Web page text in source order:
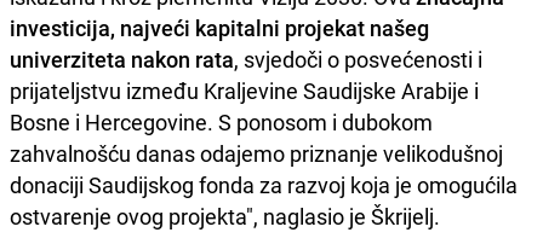
investicija, najveći kapitalni projekat našeg
univerziteta nakon rata, svjedoči o posvećenosti i
prijateljstvu između Kraljevine Saudijske Arabije i
Bosne i Hercegovine. S ponosom i dubokom
zahvalnošću danas odajemo priznanje velikodušnoj
donaciji Saudijskog fonda za razvoj koja je omogućila
ostvarenje ovog projekta", naglasio je Škrijelj.